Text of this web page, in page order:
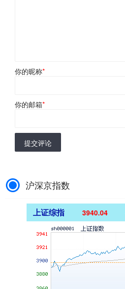
你的昵称*
你的邮箱*
提交评论
沪深京指数
上证综指 3940.04